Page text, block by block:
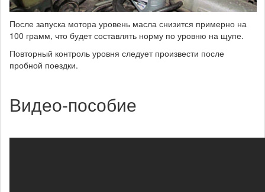
После запуска мотора уровень масла снизится примерно на
100 грамм, что будет составлять норму по уровню на щупе.
Повторный контроль уровня следует произвести после
пробной поездки.
Видео-пособие